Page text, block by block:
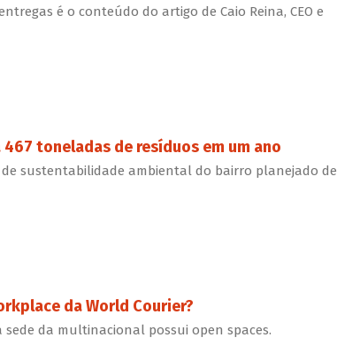
é o conteúdo do artigo de Caio Reina, CEO e
toneladas de resíduos em um ano
sustentabilidade ambiental do bairro planejado de
da World Courier?
sede da multinacional possui open spaces.